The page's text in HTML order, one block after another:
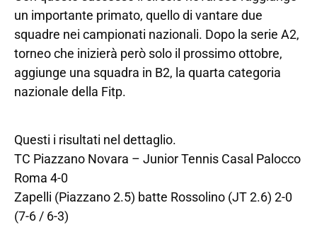
un importante primato, quello di vantare due
squadre nei campionati nazionali. Dopo la serie A2,
torneo che inizierà però solo il prossimo ottobre,
aggiunge una squadra in B2, la quarta categoria
nazionale della Fitp.
Questi i risultati nel dettaglio.
TC Piazzano Novara – Junior Tennis Casal Palocco
Roma 4-0
Zapelli (Piazzano 2.5) batte Rossolino (JT 2.6) 2-0
(7-6 / 6-3)